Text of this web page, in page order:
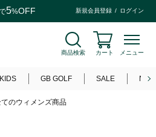
5%OFF 新規会員登録 ログイン
商品検索 カート メニュー
KIDS GB GOLF SALE
のウィメンズ商品